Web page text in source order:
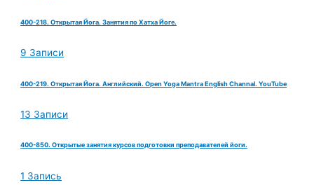
400-218. Открытая Йога. Занятия по Хатха Йоге.
9 Записи
400-219. Открытая Йога. Английский. Open Yoga Mantra English Channal. YouTube
13 Записи
400-850. Открытые занятия курсов подготовки преподавателей йоги.
1 Запись